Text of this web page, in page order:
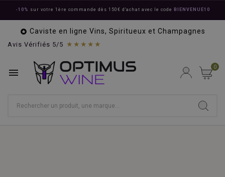
-10% sur votre 1ère commande dès 150€ d'achat avec le code BIENVENUE10
 Caviste en ligne Vins, Spiritueux et Champagnes
Avis Vérifiés 5/5 ★★★★★
 0